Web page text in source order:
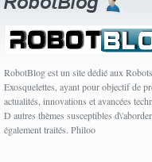
RobotBlog est un site dédié aux
Exosquelettes, ayant pour objectif de
actualités, innovations et avancées
D autres thèmes susceptibles
également traités. Philoo